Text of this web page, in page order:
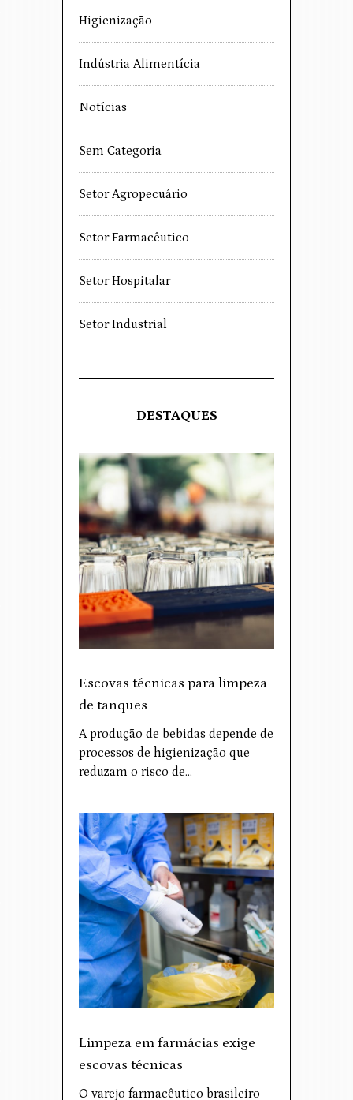
Higienização
Indústria Alimentícia
Notícias
Sem Categoria
Setor Agropecuário
Setor Farmacêutico
Setor Hospitalar
Setor Industrial
DESTAQUES
Escovas técnicas para limpeza
de tanques
A produção de bebidas depende de
processos de higienização que
reduzam o risco de…
Limpeza em farmácias exige
escovas técnicas
O varejo farmacêutico brasileiro